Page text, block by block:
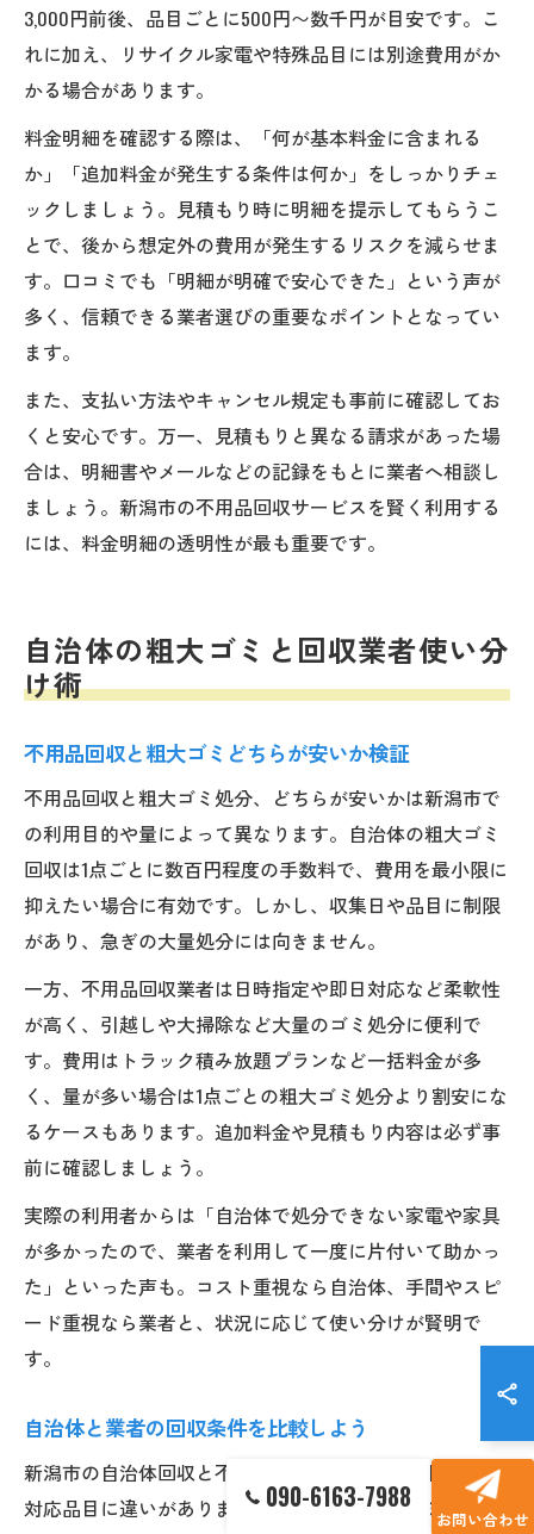
3,000円前後、品目ごとに500円〜数千円が目安です。こ
れに加え、リサイクル家電や特殊品目には別途費用がか
かる場合があります。
料金明細を確認する際は、「何が基本料金に含まれる
か」「追加料金が発生する条件は何か」をしっかりチェ
ックしましょう。見積もり時に明細を提示してもらうこ
とで、後から想定外の費用が発生するリスクを減らせま
す。口コミでも「明細が明確で安心できた」という声が
多く、信頼できる業者選びの重要なポイントとなってい
ます。
また、支払い方法やキャンセル規定も事前に確認してお
くと安心です。万一、見積もりと異なる請求があった場
合は、明細書やメールなどの記録をもとに業者へ相談し
ましょう。新潟市の不用品回収サービスを賢く利用する
には、料金明細の透明性が最も重要です。
自治体の粗大ゴミと回収業者使い分
け術
不用品回収と粗大ゴミどちらが安いか検証
不用品回収と粗大ゴミ処分、どちらが安いかは新潟市で
の利用目的や量によって異なります。自治体の粗大ゴミ
回収は1点ごとに数百円程度の手数料で、費用を最小限に
抑えたい場合に有効です。しかし、収集日や品目に制限
があり、急ぎの大量処分には向きません。
一方、不用品回収業者は日時指定や即日対応など柔軟性
が高く、引越しや大掃除など大量のゴミ処分に便利で
す。費用はトラック積み放題プランなど一括料金が多
く、量が多い場合は1点ごとの粗大ゴミ処分より割安にな
るケースもあります。追加料金や見積もり内容は必ず事
前に確認しましょう。
実際の利用者からは「自治体で処分できない家電や家具
が多かったので、業者を利用して一度に片付いて助かっ
た」といった声も。コスト重視なら自治体、手間やスピ
ード重視なら業者と、状況に応じて使い分けが賢明で
す。
自治体と業者の回収条件を比較しよう
新潟市の自治体回収と不用品回収業者では、回収条件や
対応品目に違いがあります。自治体は指定袋やシールを
090-6163-7988
お問い合わせ